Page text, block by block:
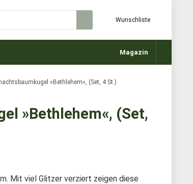
Wunschliste
Magazin
»Bethlehem«, (Set, 4 St.)
»Bethlehem«, (Set,
Mit viel Glitzer verziert zeigen diese